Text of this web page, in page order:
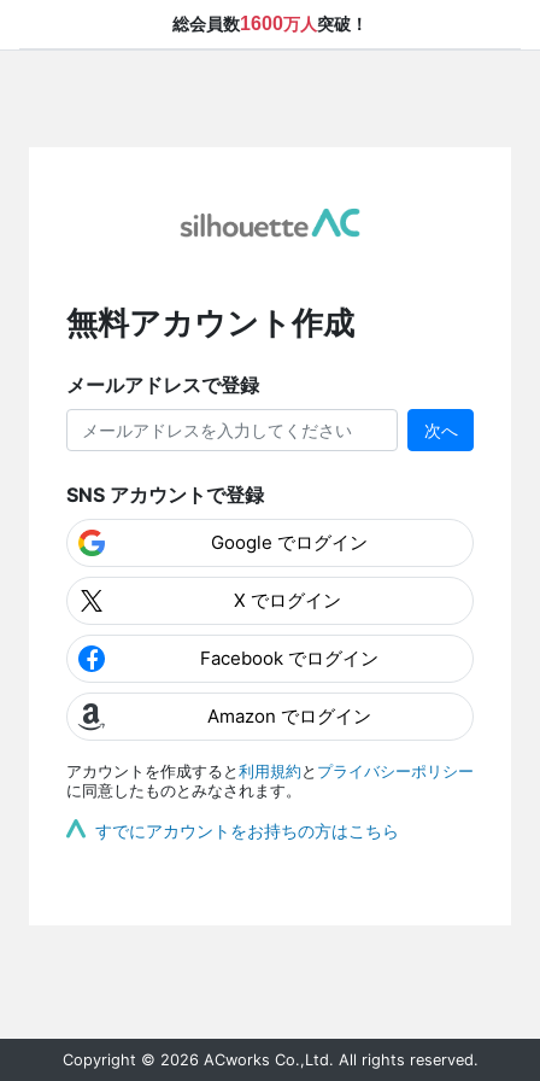
総会員数1600万人突破！
無料アカウント作成
メールアドレスで登録
次へ
SNS アカウントで登録
Google でログイン
X でログイン
Facebook でログイン
Amazon でログイン
アカウントを作成すると 利用規約 と プライバシーポリシー
に同意したものとみなされます。
すでにアカウントをお持ちの方はこちら
Copyright © 2026 ACworks Co.,Ltd. All rights reserved.